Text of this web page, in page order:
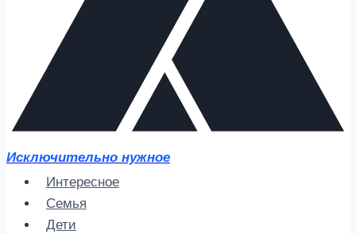
Исключительно нужное
Интересное
Семья
Дети